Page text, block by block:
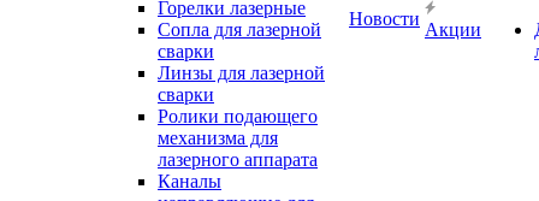
Горелки лазерные
Сопла для лазерной
сварки
Линзы для лазерной
сварки
Ролики подающего
механизма для
лазерного аппарата
Каналы
Новости
Акции